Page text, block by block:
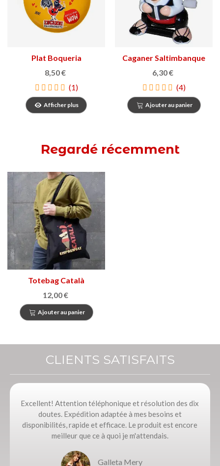
Plat Boqueria
personnages
8,50 €
(1)
Afficher plus
Caganer Saltimbanque
6,30 €
(4)
Ajouter au panier
Regardé récemment
Totebag Català
Emprenyat
12,00 €
Ajouter au panier
CLIENTS SATISFAITS
Excellent! Attention téléphonique et résolution des dix
doutes. Expédition adaptée à mes besoins et
disponibilités, rapide et efficace. Le produit est encore
meilleur que ce à quoi je m'attendais.
Galleta Mery